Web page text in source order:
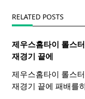
RELATED POSTS
제우스홈타이 롤스
재경기 끝에
제우스홈타이 롤스
재경기 끝에 패배를